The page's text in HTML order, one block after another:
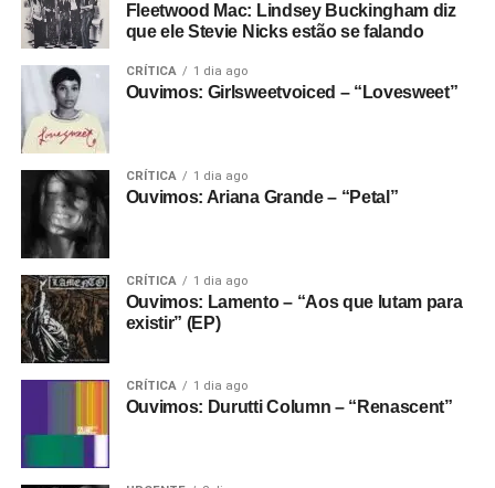
Fleetwood Mac: Lindsey Buckingham diz
que ele Stevie Nicks estão se falando
CRÍTICA 1 dia ago
Ouvimos: Girlsweetvoiced – “Lovesweet”
CRÍTICA 1 dia ago
Ouvimos: Ariana Grande – “Petal”
CRÍTICA 1 dia ago
Ouvimos: Lamento – “Aos que lutam para
existir” (EP)
CRÍTICA 1 dia ago
Ouvimos: Durutti Column – “Renascent”